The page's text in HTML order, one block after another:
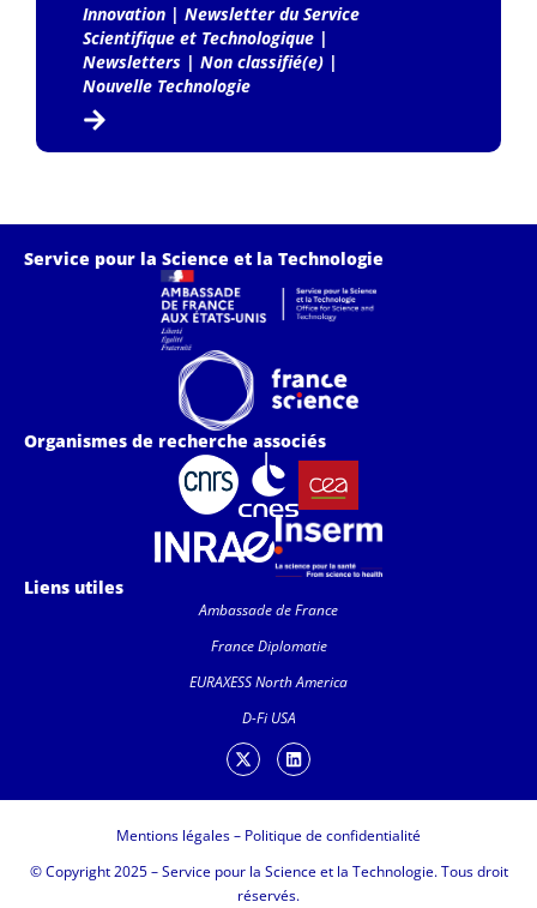
Innovation| Newsletter du Service
Scientifique et Technologique|
Newsletters| Non classifié(e)|
Nouvelle Technologie
Service pour la Science et la Technologie
Organismes de recherche associés
Liens utiles
Ambassade de France
France Diplomatie
EURAXESS North America
D-Fi USA
Mentions légales– Politique de confidentialité
© Copyright 2025 – Service pour la Science et la Technologie. Tous droit
réservés.